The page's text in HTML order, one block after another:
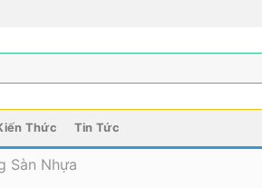
Thức Tin Tức
Sàn Nhựa